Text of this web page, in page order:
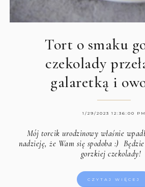
Tort o smaku
czekolady
galaretką i
1/29/2023 12:36:00 PM
Mój torcik urodzinowy właśnie
nadzieję, że Wam się spodoba :)
gorzkiej czekolady!
CZYTAJ WIĘCEJ